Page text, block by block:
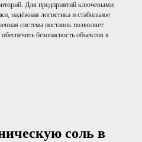
Для предприятий ключевыми
надёжная логистика и стабильное
система поставок позволяет
безопасность объектов в
соль в